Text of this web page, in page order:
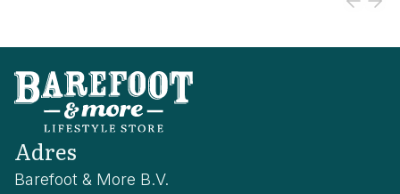
Adres
Barefoot & More B.V.